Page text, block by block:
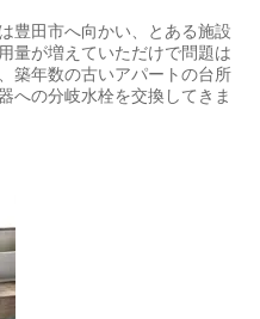
豊田市へ向かい、とある施設
量が増えていただけで問題は
築年数の古いアパートの台所
への分岐水栓を交換してきま